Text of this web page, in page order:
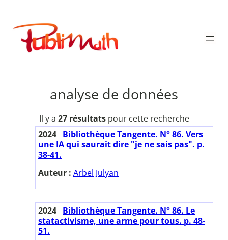
contenu
Publimath
analyse de données
Il y a 27 résultatspour cette recherche
2024 Bibliothèque Tangente. N° 86. Vers
une IA qui saurait dire "je ne sais pas". p.
38-41.
Auteur : Arbel Julyan
2024 Bibliothèque Tangente. N° 86. Le
statactivisme, une arme pour tous. p. 48-
51.